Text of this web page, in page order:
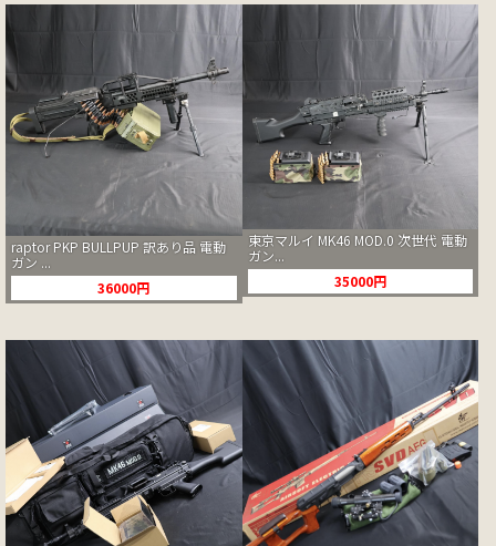
raptor PKP BULLPUP 訳あり品 電動
ガン ...
36000円
東京マルイ MK46 MOD.0 次世代 電動
ガン...
35000円